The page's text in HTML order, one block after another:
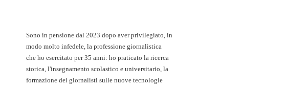
Sono in pensione dal 2023 dopo aver privilegiato, in
modo molto infedele, la professione giornalistica
che ho esercitato per 35 anni: ho praticato la ricerca
storica, l'insegnamento scolastico e universitario, la
formazione dei giornalisti sulle nuove tecnologie